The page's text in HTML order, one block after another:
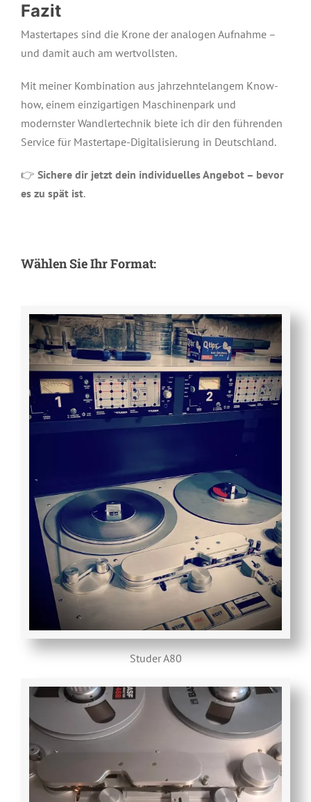
Fazit
Mastertapes sind die Krone der analogen Aufnahme –
und damit auch am wertvollsten.
Mit meiner Kombination aus jahrzehntelangem Know-
how, einem einzigartigen Maschinenpark und
modernster Wandlertechnik biete ich dir den führenden
Service für Mastertape-Digitalisierung in Deutschland.
👉 Sichere dir jetzt dein individuelles Angebot – bevor
es zu spät ist.
Wählen Sie Ihr Format:
Studer A80